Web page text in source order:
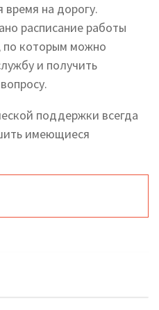
время на дорогу.
расписание работы
по которым можно
и получить
поддержки всегда
имеющиеся